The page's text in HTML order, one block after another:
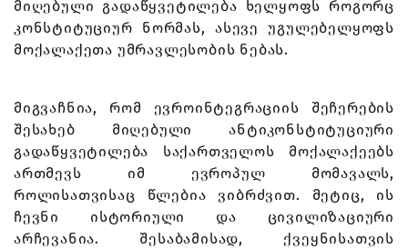
მიღებული გადაწყვეტილება ხელყოფს როგორც
კონსტიტუციურ ნორმას, ასევე უგულებელყოფს
მოქალაქეთა უმრავლესობის ნებას.
მიგვაჩნია, რომ ევროინტეგრაციის შეჩერების
შესახებ მიღებული ანტიკონსტიტუციური
გადაწყვეტილება საქართველოს მოქალაქეებს
ართმევს იმ ევროპულ მომავალს,
როლისათვისაც წლებია ვიბრძვით. მეტიც, ის
ჩევნი ისტორიული და ცივილიზაციური
არჩევანია. შესაბამისად, ქვეყნისათვის